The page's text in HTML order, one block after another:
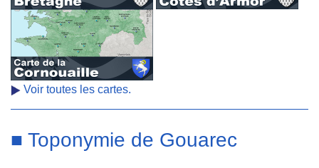
Voir toutes les cartes.
■ Toponymie de Gouarec